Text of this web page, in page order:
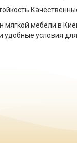
мягкой мебели в
удобные условия